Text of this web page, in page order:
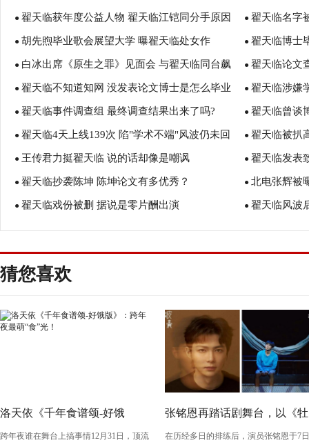
● 翟天临获年度公益人物 翟天临江铠同分手原因
揭秘 翟天临江铠同恋情回顾
● 翟天临名字
● 胡先煦毕业歌会展望大学 曝翟天临处女作 ● 翟天临博士
● 白冰出席《原生之罪》见面会 与翟天临同台飙
戏
● 翟天临论文
● 翟天临不知道知网 没发表论文博士是怎么毕业
的？
● 翟天临涉嫌
● 翟天临事件调查组 最终调查结果出来了吗? ● 翟天临曾谈
会上热搜”
● 翟天临4天上线139次 陷"学术不端"风波仍未回
应
● 翟天临被扒
● 王传君力挺翟天临 说的话却像是嘲讽 ● 翟天临发表
● 翟天临抄袭陈坤 陈坤论文有多优秀？ ● 北电张辉被
● 翟天临戏份被删 据说是零片酬出演 ● 翟天临风波
猜您喜欢
洛天依《千年食谱颂-好饿
版》：跨年夜最萌“食”光！
跨年夜谁在舞台上搞事情12月31日，顶流
张铭恩再踏话剧舞台，以《牡
丹亭上三生路》续写古典深
在历经多日的排练后，演员张铭恩于7日